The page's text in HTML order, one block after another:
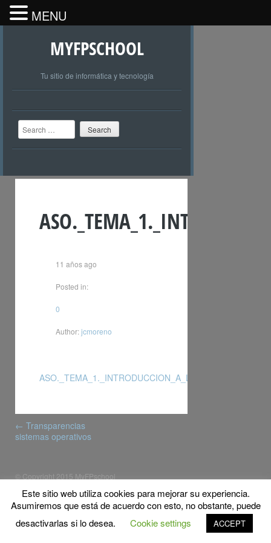
MYFPSCHOOL
Tu sitio de informática y tecnología
Search
11 años ago
Posted in:
0
Author:jcmoreno
ASO._TEMA_1._INTRODUCCION_A_LINUX
navigation
← Transparencias
sistemas operativos
© Copyright 2015 MyFPschool
ThemeFurnace.
Este sitio web utiliza cookies para mejorar su experiencia.
Asumiremos que está de acuerdo con esto, no obstante, puede
desactivarlas si lo desea.
Cookie settings ACCEPT
MENU